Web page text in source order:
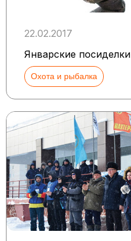
22.02.2017
Январские посиделки
Охота и рыбалка